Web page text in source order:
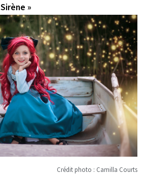
»
Crédit photo : Camilla Courts